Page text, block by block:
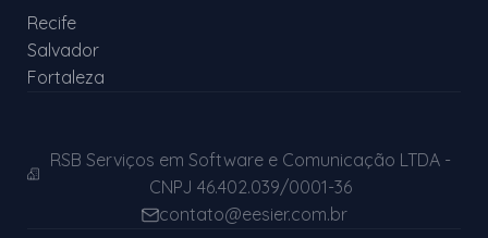
Recife
Salvador
Fortaleza
RSB Serviços em Software e Comunicação LTDA -
CNPJ 46.402.039/0001-36
contato@eesier.com.br